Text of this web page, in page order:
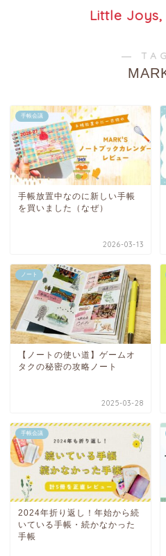
Little Joys,
―
手帳会議
手帳放置中なのに新しい手帳
を買いました（なぜ）
2026-03-13
ノート
【ノートの使い道】ゲームオ
タクの秘密の攻略ノート
2025-03-28
手帳会議
2024年折り返し！年始から続
いている手帳・続かなかった
手帳